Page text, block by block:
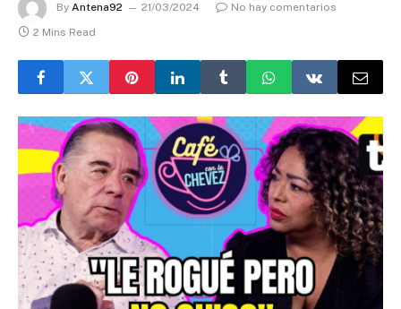
By Antena92 21/03/2024
No hay comentarios
2 Mins Read